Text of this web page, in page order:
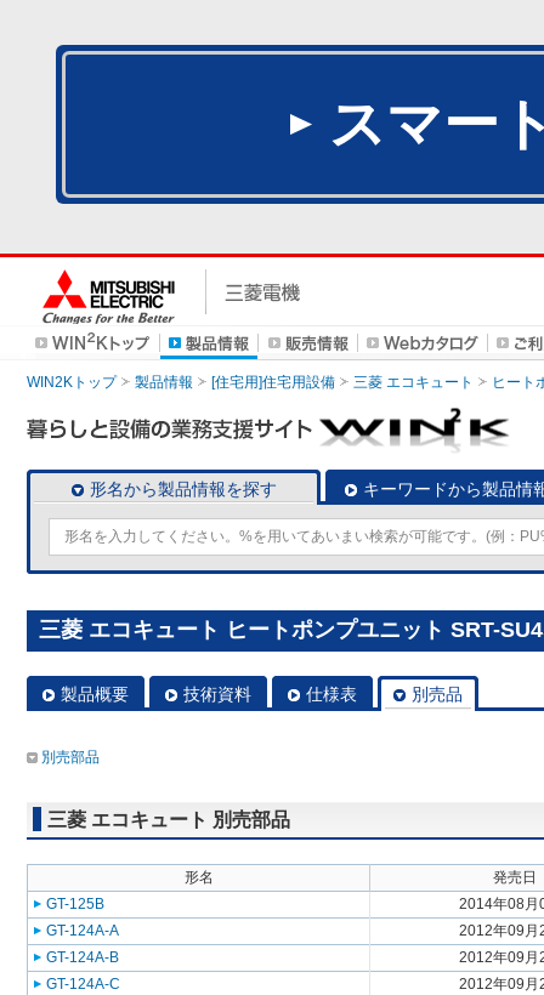
スマー
WIN2Kトップ 製品情報 [住宅用]住宅用設備 三菱 エコキュート ヒート
形名から製品情報を探す キーワードから製品情
三菱 エコキュート ヒートポンプユニット SRT-
製品概要 技術資料 仕様表 別売品
別売部品
三菱 エコキュート 別売部品
形名
発売日
GT-125B
2014年08月
GT-124A-A
2012年09月
GT-124A-B
2012年09月
GT-124A-C
2012年09月